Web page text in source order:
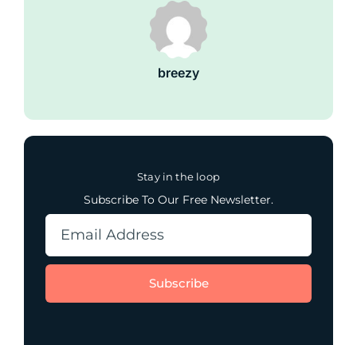
breezy
Stay in the loop
Subscribe To Our Free Newsletter.
Subscribe